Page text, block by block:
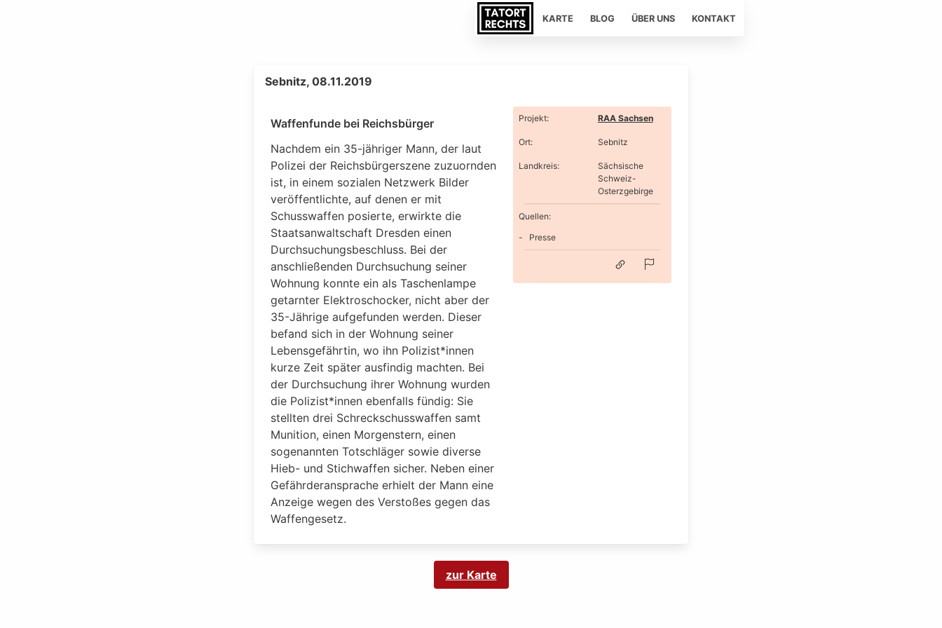
KARTE BLOG ÜBER UNS KONTAKT
Sebnitz, 08.11.2019
Waffenfunde bei Reichsbürger
Nachdem ein 35-jähriger Mann, der laut
Polizei der Reichsbürgerszene zuzuornden
ist, in einem sozialen Netzwerk Bilder
veröffentlichte, auf denen er mit
Schusswaffen posierte, erwirkte die
Staatsanwaltschaft Dresden einen
Durchsuchungsbeschluss. Bei der
anschließenden Durchsuchung seiner
Wohnung konnte ein als Taschenlampe
getarnter Elektroschocker, nicht aber der
35-Jährige aufgefunden werden. Dieser
befand sich in der Wohnung seiner
Lebensgefährtin, wo ihn Polizist*innen
kurze Zeit später ausfindig machten. Bei
der Durchsuchung ihrer Wohnung wurden
die Polizist*innen ebenfalls fündig: Sie
stellten drei Schreckschusswaffen samt
Munition, einen Morgenstern, einen
sogenannten Totschläger sowie diverse
Hieb- und Stichwaffen sicher. Neben einer
Gefährderansprache erhielt der Mann eine
Anzeige wegen des Verstoßes gegen das
Waffengesetz.
Projekt: RAA Sachsen
Ort: Sebnitz
Landkreis:
Sächsische
Schweiz-
Osterzgebirge
Quellen:
Presse
zur Karte